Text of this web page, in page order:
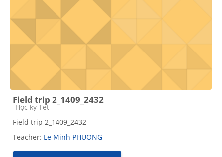
Field trip 2_1409_2432
Course category
Học kỳ Tết
Field trip 2_1409_2432
Teacher: Le Minh PHUONG